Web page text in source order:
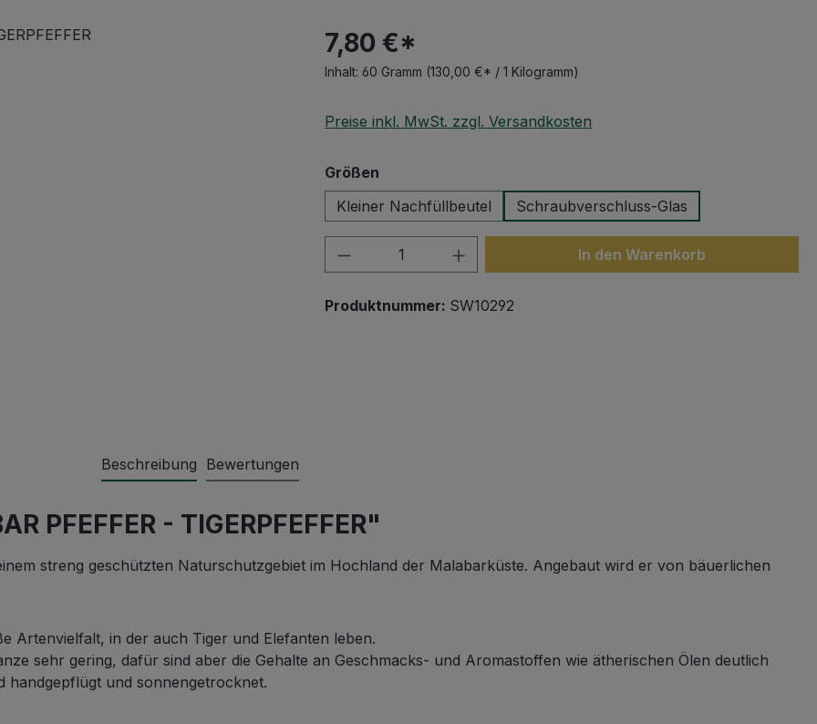
7,80 €*
Inhalt: 60 Gramm (130,00 €* / 1 Kilogramm)
Preise inkl. MwSt. zzgl. Versandkosten
Größen
Kleiner Nachfüllbeutel
Schraubverschluss-Glas
Produkt Anzahl: Gib den gewünschten Wert
In den Warenkorb
Produktnummer: SW10292
Beschreibung Bewertungen
PFEFFER - TIGERPFEFFER"
streng geschützten Naturschutzgebiet im Hochland der Malabarküste. Angebaut wird er von bäuerlichen
Artenvielfalt, in der auch Tiger und Elefanten leben.
sehr gering, dafür sind aber die Gehalte an Geschmacks- und Aromastoffen wie ätherischen Ölen deutlich
handgepflügt und sonnengetrocknet.